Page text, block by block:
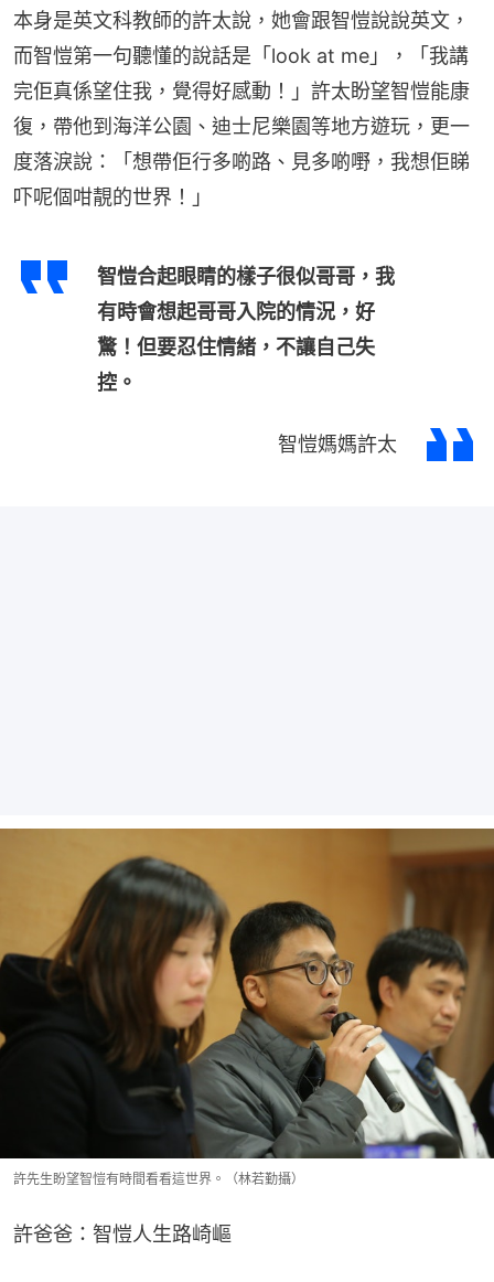
本身是英文科教師的許太說，她會跟智愷說說英文，
而智愷第一句聽懂的說話是「look at me」，「我講
完佢真係望住我，覺得好感動！」許太盼望智愷能康
復，帶他到海洋公園、迪士尼樂園等地方遊玩，更一
度落淚說：「想帶佢行多啲路、見多啲嘢，我想佢睇
吓呢個咁靚的世界！」
智愷合起眼睛的樣子很似哥哥，我
有時會想起哥哥入院的情況，好
驚！但要忍住情緒，不讓自己失
控。
智愷媽媽許太
許先生盼望智愷有時間看看這世界。（林若勤攝）
許爸爸：智愷人生路崎嶇